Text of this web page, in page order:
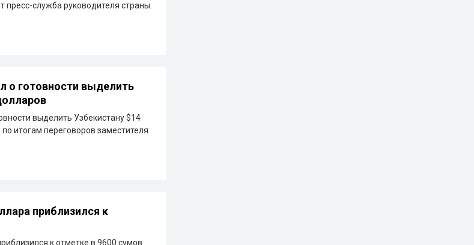
служба руководителя страны.
о готовности выделить
выделить Узбекистану $14
итогам переговоров заместителя
приблизился к
к отметке в 9600 сумов.